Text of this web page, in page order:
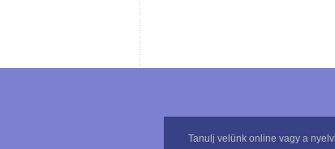
Tanulj velünk online vagy a